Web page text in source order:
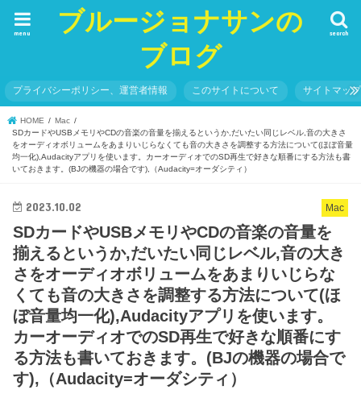
ブルージョナサンの
ブログ
search
menu
プライバシーポリシー、運営者情報 このサイトについて サイトマップ
HOME
Mac
SDカードやUSBメモリやCDの音楽の音量を揃えるというか,だいたい同じレベル,音の大きさ
をオーディオボリュームをあまりいじらなくても音の大きさを調整する方法について(ほぼ音量
均一化),Audacityアプリを使います。カーオーディオでのSD再生で好きな順番にする方法も書
いておきます。(BJの機器の場合です),（Audacity=オーダシティ）
Mac
2023.10.02
SDカードやUSBメモリやCDの音楽の音量を
揃えるというか,だいたい同じレベル,音の大き
さをオーディオボリュームをあまりいじらな
くても音の大きさを調整する方法について(ほ
ぼ音量均一化),Audacityアプリを使います。
カーオーディオでのSD再生で好きな順番にす
る方法も書いておきます。(BJの機器の場合で
す),（Audacity=オーダシティ）